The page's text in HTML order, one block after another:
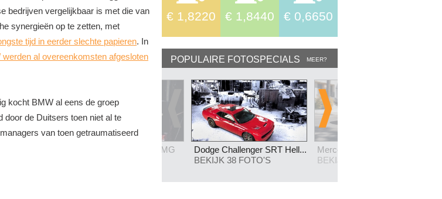
bedrijven vergelijkbaar is met die van
synergieën op te zetten, met
tijd in eerder slechte papieren. In
werden al overeenkomsten afgesloten
kocht BMW al eens de groep
door de Duitsers toen niet al te
van toen getraumatiseerd
€ 1,8220 € 1,8440 € 0,6650
POPULAIRE FOTOSPECIALS MEER?
1.5 turbo
Santoni for Mercedes AMG
Dodge Challenger SRT Hell...
BEKIJK 38 FOTO'S
Mercedes GLA MY2027
BEKIJK 14 FOTO'S